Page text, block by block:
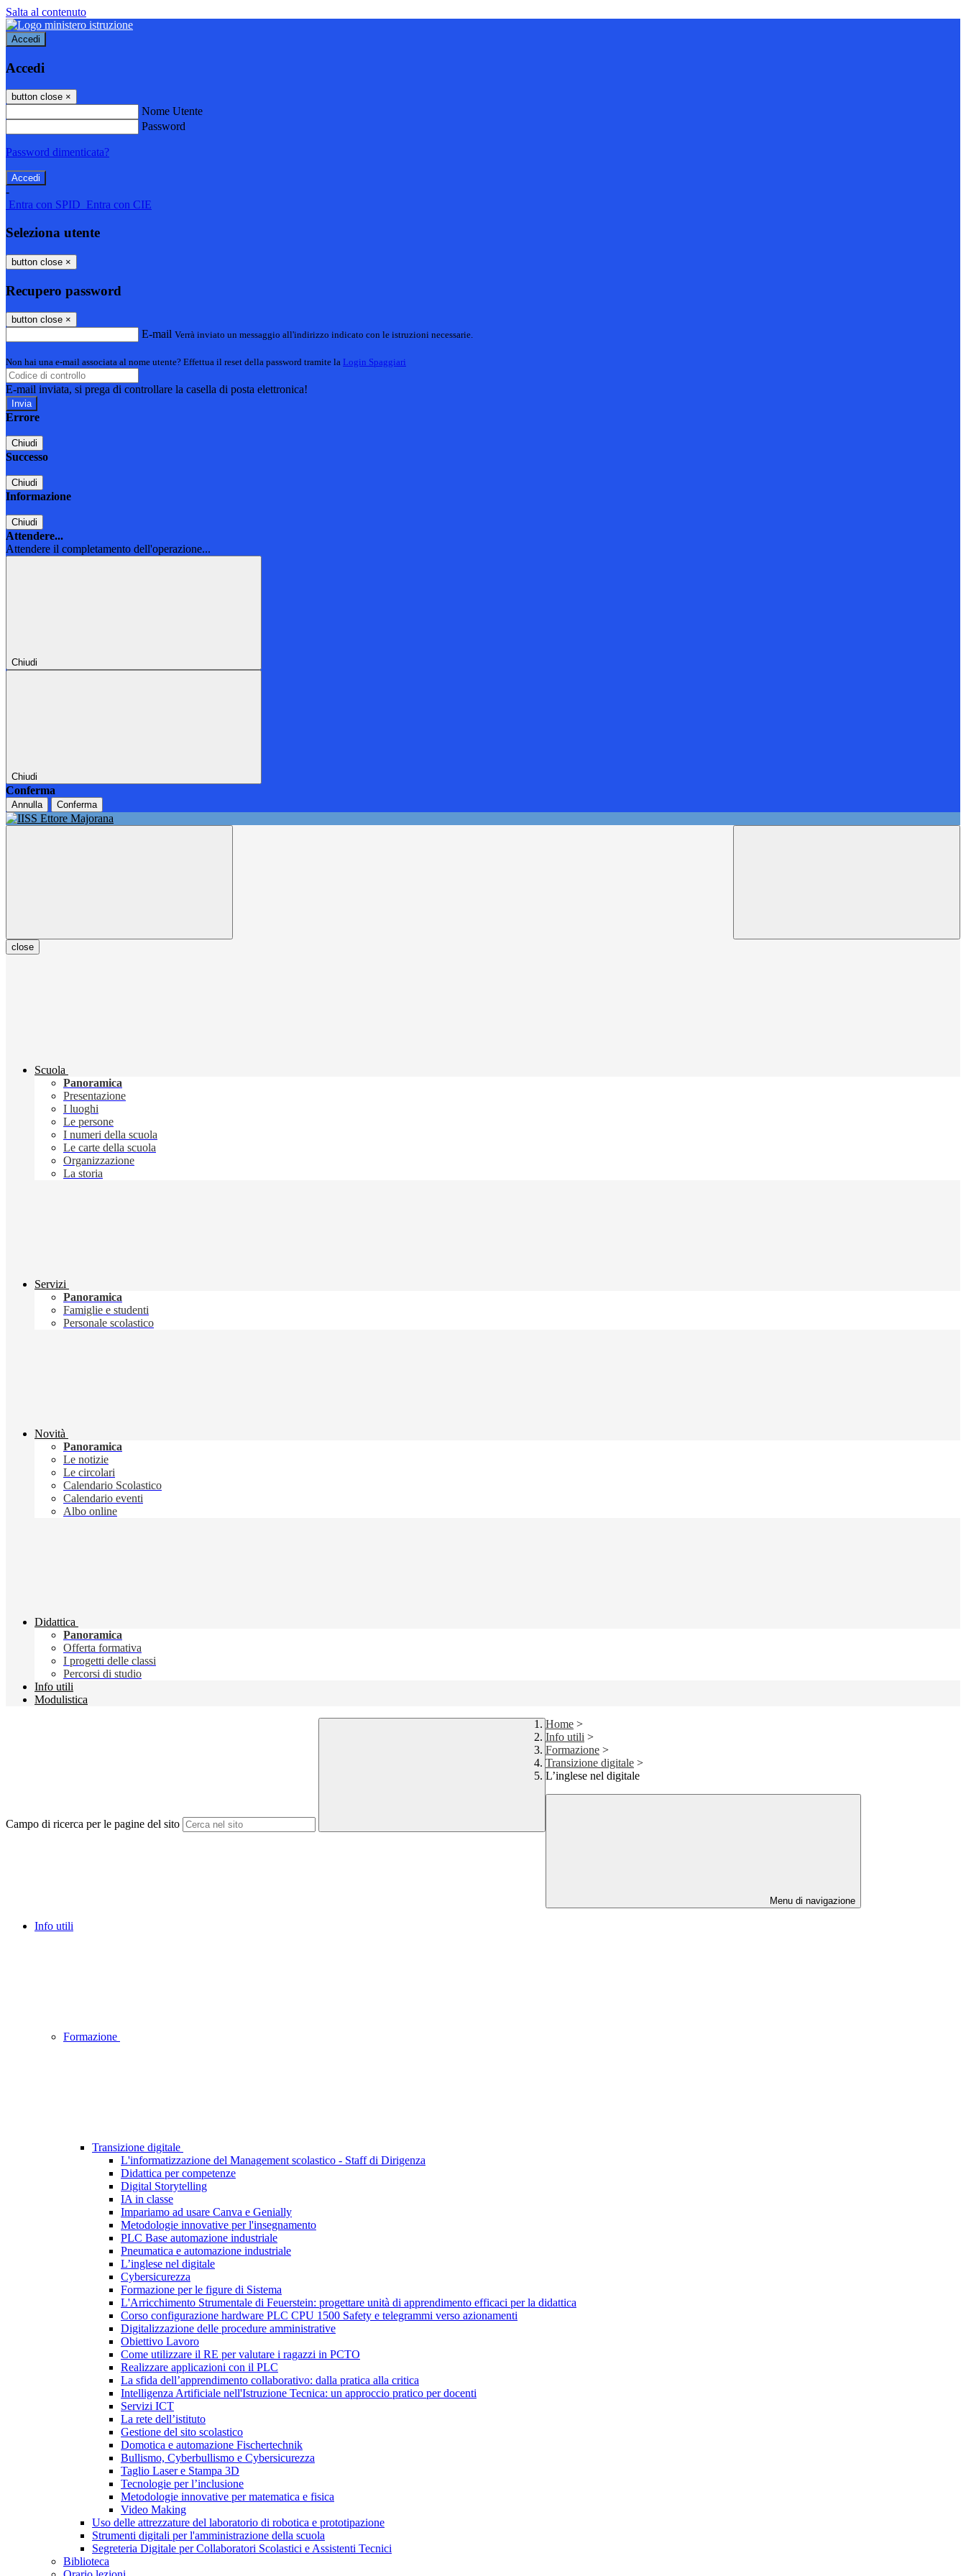
Salta al contenuto
Accedi
Accedi
button close ×
Nome Utente
Password
Password dimenticata?
-
Entra con SPID Entra con CIE
Seleziona utente
button close ×
Recupero password
button close ×
E-mail Verrà inviato un messaggio all'indirizzo indicato con le istruzioni necessarie.
Non hai una e-mail associata al nome utente? Effettua il reset della password tramite la Login Spaggiari
E-mail inviata, si prega di controllare la casella di posta elettronica!
Errore
Chiudi
Successo
Chiudi
Informazione
Chiudi
Attendere...
Attendere il completamento dell'operazione...
Chiudi
Chiudi
Conferma
Annulla Conferma
close
Scuola
Panoramica
Presentazione
I luoghi
Le persone
I numeri della scuola
Le carte della scuola
Organizzazione
La storia
Servizi
Panoramica
Famiglie e studenti
Personale scolastico
Novità
Panoramica
Le notizie
Le circolari
Calendario Scolastico
Calendario eventi
Albo online
Didattica
Panoramica
Offerta formativa
I progetti delle classi
Percorsi di studio
Info utili
Modulistica
Campo di ricerca per le pagine del sito
Home >
Info utili >
Formazione >
Transizione digitale >
L’inglese nel digitale
Menu di navigazione
Info utili
Formazione
Transizione digitale
L'informatizzazione del Management scolastico - Staff di Dirigenza
Didattica per competenze
Digital Storytelling
IA in classe
Impariamo ad usare Canva e Genially
Metodologie innovative per l'insegnamento
PLC Base automazione industriale
Pneumatica e automazione industriale
L’inglese nel digitale
Cybersicurezza
Formazione per le figure di Sistema
L'Arricchimento Strumentale di Feuerstein: progettare unità di apprendimento efficaci per la didattica
Corso configurazione hardware PLC CPU 1500 Safety e telegrammi verso azionamenti
Digitalizzazione delle procedure amministrative
Obiettivo Lavoro
Come utilizzare il RE per valutare i ragazzi in PCTO
Realizzare applicazioni con il PLC
La sfida dell’apprendimento collaborativo: dalla pratica alla critica
Intelligenza Artificiale nell'Istruzione Tecnica: un approccio pratico per docenti
Servizi ICT
La rete dell’istituto
Gestione del sito scolastico
Domotica e automazione Fischertechnik
Bullismo, Cyberbullismo e Cybersicurezza
Taglio Laser e Stampa 3D
Tecnologie per l’inclusione
Metodologie innovative per matematica e fisica
Video Making
Uso delle attrezzature del laboratorio di robotica e prototipazione
Strumenti digitali per l'amministrazione della scuola
Segreteria Digitale per Collaboratori Scolastici e Assistenti Tecnici
Biblioteca